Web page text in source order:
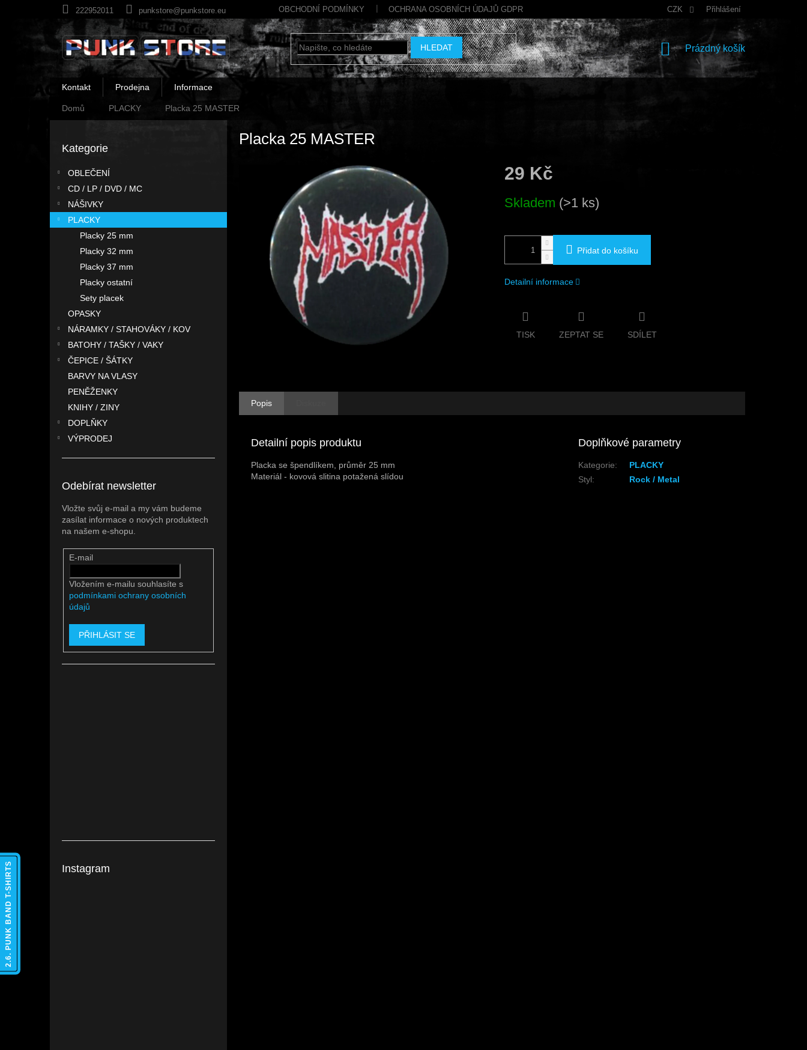
222952011 punkstore@punkstore.eu OBCHODNÍ PODMÍNKY OCHRANA OSOBNÍCH ÚDAJŮ GDPR CZK Přihlášení
HLEDAT
NÁKUPNÍ
KOŠÍK
Prázdný košík
Kontakt Prodejna Informace
Domů PLACKY Placka 25 MASTER
í
Přeskočit
Kategorie
OBLEČENÍ
CD / LP / DVD / MC
NÁŠIVKY
PLACKY
Placky 25 mm
Placky 32 mm
Placky 37 mm
Placky ostatní
Sety placek
OPASKY
NÁRAMKY / STAHOVÁKY / KOV
BATOHY / TAŠKY / VAKY
ČEPICE / ŠÁTKY
BARVY NA VLASY
PENĚŽENKY
KNIHY / ZINY
DOPLŇKY
VÝPRODEJ
Odebírat newsletter
Vložte svůj e-mail a my vám budeme
zasílat informace o nových produktech
na našem e-shopu.
E-mail
Vložením e-mailu souhlasíte s
podmínkami ochrany osobních
údajů
PŘIHLÁSIT SE
Instagram
Placka 25 MASTER
29 Kč
cena:
Skladem (>1 ks)
Přidat do košíku
Detailní informace
TISK ZEPTAT SE SDÍLET
Popis
Detailní popis produktu
Placka se špendlíkem, průměr 25 mm
Materiál - kovová slitina potažená slídou
Doplňkové parametry
Kategorie:
PLACKY
Styl: Rock / Metal
2.6. PUNK BAND T-SHIRTS